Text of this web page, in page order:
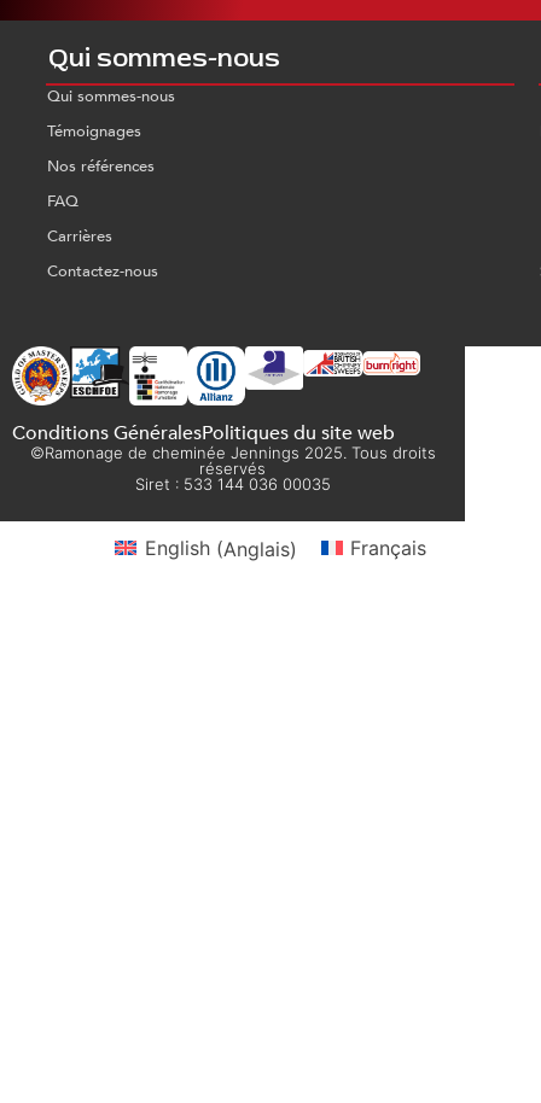
Qui sommes-nous
Qui sommes-nous
Témoignages
Nos références
FAQ
Carrières
Contactez-nous
Conditions GénéralesPolitiques du site web
©Ramonage de cheminée Jennings 2025. Tous droits
réservés
Siret : 533 144 036 00035
English(Anglais) Français